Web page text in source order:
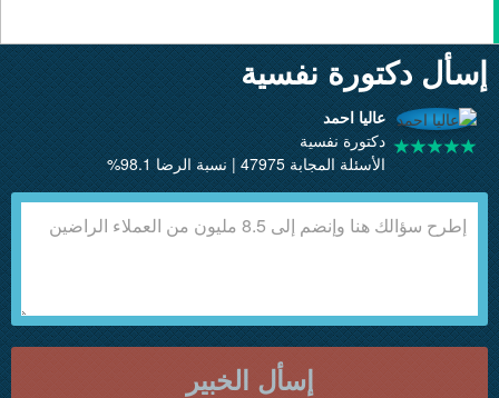
إسأل دكتورة نفسية
عاليا احمد
دكتورة نفسية
الأسئلة المجابة 47975 | نسبة الرضا 98.1%
إسأل الخبير